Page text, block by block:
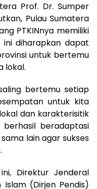
Prof. Dr. Sumper
Pulau Sumatera
PTKINnya memiliki
ini diharapkan dapat
untuk bertemu
lokal.
bertemu setiap
untuk kita
dan karakterisitik
beradaptasi
lain agar sukses
Direktur Jenderal
Islam (Dirjen Pendis)